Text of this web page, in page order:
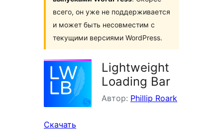
всего, он уже не поддерживается
и может быть несовместим с
текущими версиями WordPress.
Lightweight
Loading Bar
Автор: Phillip Roark
Скачать